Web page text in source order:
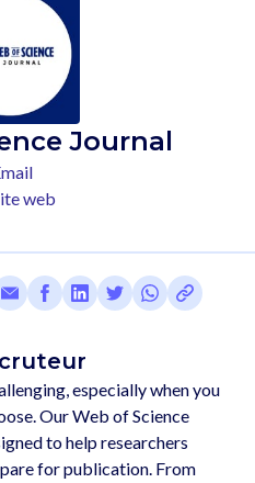
Journal
web
especially when you
Our Web of Science
to help researchers
for publication. From